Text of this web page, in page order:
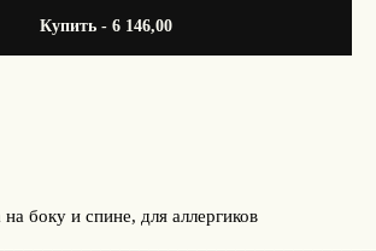
Купить - 6 146,00
боку и спине, для аллергиков